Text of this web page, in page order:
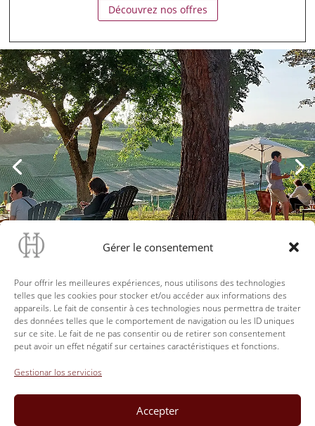
Gérer le consentement
Pour offrir les meilleures expériences, nous utilisons des technologies
telles que les cookies pour stocker et/ou accéder aux informations des
appareils. Le fait de consentir à ces technologies nous permettra de traiter
des données telles que le comportement de navigation ou les ID uniques
sur ce site. Le fait de ne pas consentir ou de retirer son consentement
peut avoir un effet négatif sur certaines caractéristiques et fonctions.
Gestionar los servicios
Accepter
Découvrez nos offres
Contact
Pour toutes informations concernant le
déroulement de votre évènement
Zita DUBOIS : +33(0)6 23 111 439
ou depuis notre Formulaire